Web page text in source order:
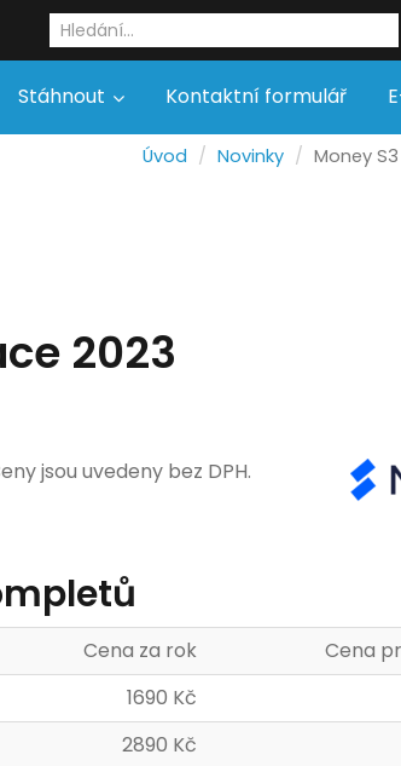
Stáhnout Kontaktní formulář
Úvod Novinky Money
2023
jsou uvedeny bez DPH.
Cena za rok
Cena
1690 Kč
2890 Kč